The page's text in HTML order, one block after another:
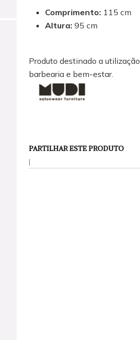
Comprimento: 115 cm
Altura: 95 cm
Produto destinado a
barbearia e bem-estar.
PARTILHAR ESTE PRODUTO
|